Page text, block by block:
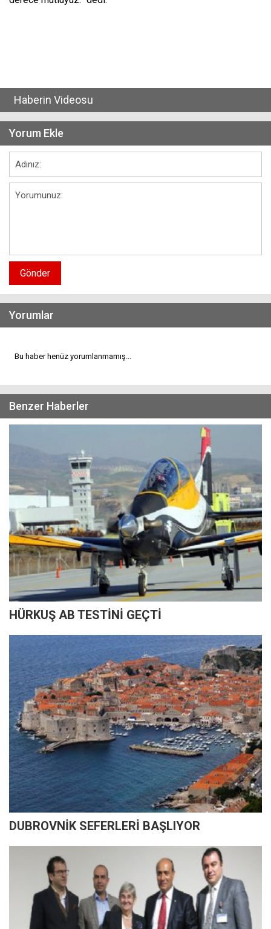
Haberin Videosu
Yorum Ekle
Gönder
Yorumlar
Bu haber henüz yorumlanmamış...
Benzer Haberler
HÜRKUŞ AB TESTİNİ GEÇTİ
DUBROVNİK SEFERLERİ BAŞLIYOR